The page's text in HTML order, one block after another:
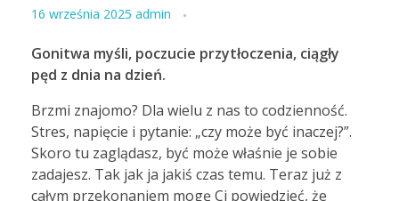
16 września 2025 admin
Gonitwa myśli, poczucie przytłoczenia, ciągły
pęd z dnia na dzień.
Brzmi znajomo? Dla wielu z nas to codzienność.
Stres, napięcie i pytanie: „czy może być inaczej?”.
Skoro tu zaglądasz, być może właśnie je sobie
zadajesz. Tak jak ja jakiś czas temu. Teraz już z
całym przekonaniem mogę Ci powiedzieć, że